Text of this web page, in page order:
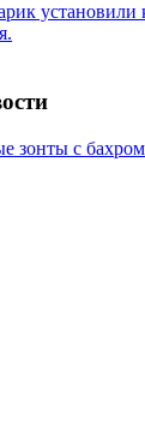
зонты с